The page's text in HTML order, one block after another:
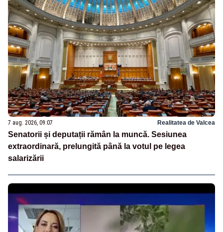
7 aug. 2026, 09:07 Realitatea de Valcea
Senatorii și deputații rămân la muncă. Sesiunea
extraordinară, prelungită până la votul pe legea
salarizării